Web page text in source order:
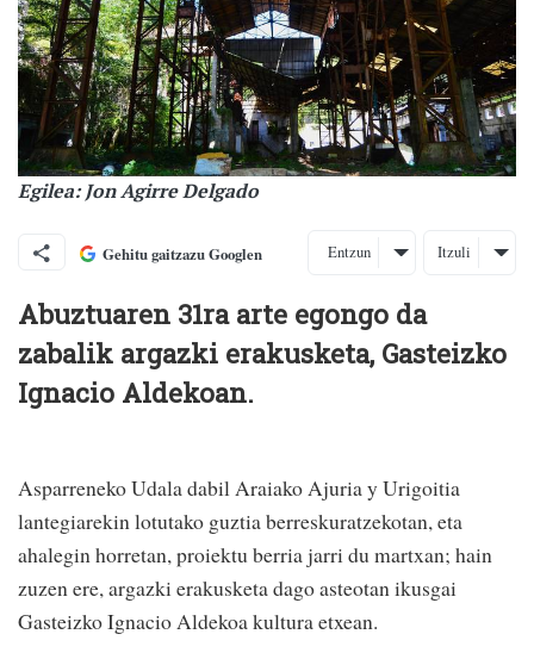
Egilea: Jon Agirre Delgado
Gehitu gaitzazu Googlen Entzun Itzuli
Abuztuaren 31ra arte egongo da
zabalik argazki erakusketa, Gasteizko
Ignacio Aldekoan.
Asparreneko Udala dabil Araiako Ajuria y Urigoitia
lantegiarekin lotutako guztia berreskuratzekotan, eta
ahalegin horretan, proiektu berria jarri du martxan; hain
zuzen ere, argazki erakusketa dago asteotan ikusgai
Gasteizko Ignacio Aldekoa kultura etxean.